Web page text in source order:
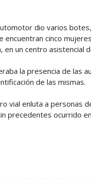
dio varios
encuentran cinco
un centro asistencial
la presencia de las
de las mismas.
vial enluta a personas
precedentes ocurrido